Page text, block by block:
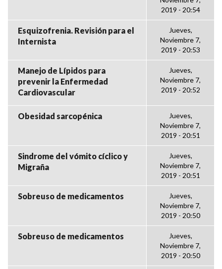
2019 - 20:54
Esquizofrenia. Revisión para el
Internista
Jueves,
Noviembre 7,
2019 - 20:53
Manejo de Lípidos para
prevenir la Enfermedad
Cardiovascular
Jueves,
Noviembre 7,
2019 - 20:52
Obesidad sarcopénica
Jueves,
Noviembre 7,
2019 - 20:51
Sindrome del vómito cíclico y
Migraña
Jueves,
Noviembre 7,
2019 - 20:51
Sobreuso de medicamentos
Jueves,
Noviembre 7,
2019 - 20:50
Sobreuso de medicamentos
Jueves,
Noviembre 7,
2019 - 20:50